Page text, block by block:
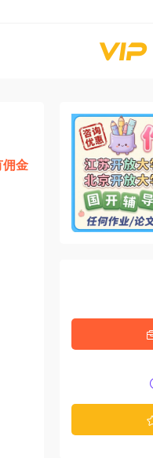
佣金